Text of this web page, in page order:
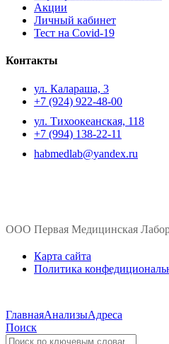
Акции
Личный кабинет
Тест на Covid-19
Контакты
ул. ​Калараша, 3
+7 (924) 922-48-00
ул. ​Тихоокеанская, 118
+7 (994) 138-22-11
habmedlab@yandex.ru
ООО Первая Медицинская
Карта сайта
Политика
ГлавнаяАнализыАдреса
Поиск